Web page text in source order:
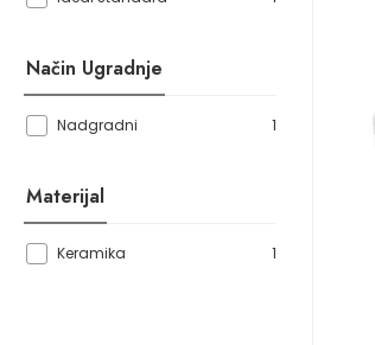
Način Ugradnje
Nadgradni 1
Materijal
Keramika 1